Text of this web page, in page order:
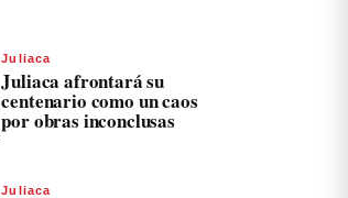
Juliaca
Juliaca afrontará su
centenario como un caos
por obras inconclusas
Juliaca